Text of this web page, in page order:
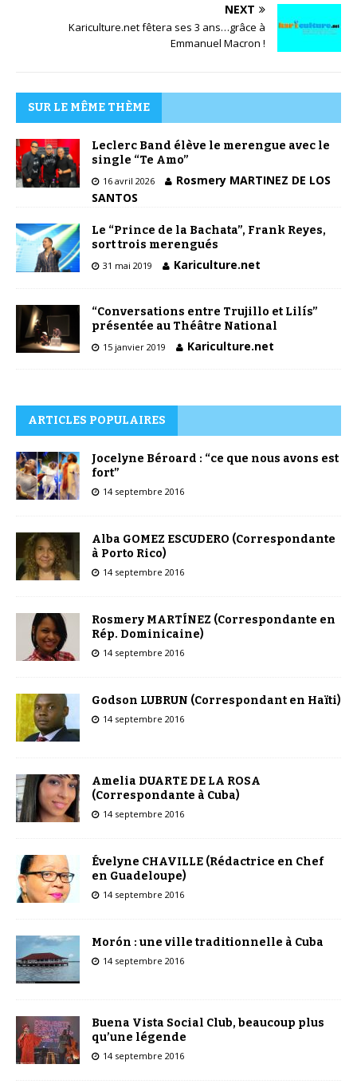
NEXT
Kariculture.net fêtera ses 3 ans…grâce à
Emmanuel Macron !
SUR LE MÊME THÈME
Leclerc Band élève le merengue avec le
single “Te Amo”
16 avril 2026
Rosmery MARTINEZ DE LOS
SANTOS
Le “Prince de la Bachata”, Frank Reyes,
sort trois merengués
31 mai 2019 Kariculture.net
“Conversations entre Trujillo et Lilís”
présentée au Théâtre National
15 janvier 2019 Kariculture.net
ARTICLES POPULAIRES
Jocelyne Béroard : “ce que nous avons est
fort”
14 septembre 2016
Alba GOMEZ ESCUDERO (Correspondante
à Porto Rico)
14 septembre 2016
Rosmery MARTÍNEZ (Correspondante en
Rép. Dominicaine)
14 septembre 2016
Godson LUBRUN (Correspondant en Haïti)
14 septembre 2016
Amelia DUARTE DE LA ROSA
(Correspondante à Cuba)
14 septembre 2016
Évelyne CHAVILLE (Rédactrice en Chef
en Guadeloupe)
14 septembre 2016
Morón : une ville traditionnelle à Cuba
14 septembre 2016
Buena Vista Social Club, beaucoup plus
qu’une légende
14 septembre 2016